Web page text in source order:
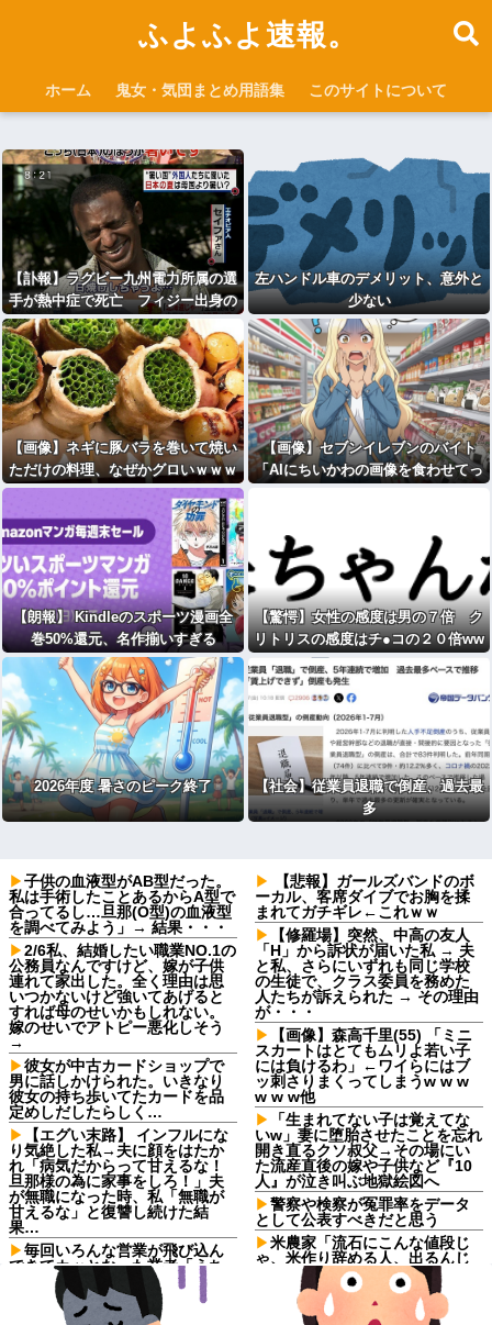
ふよふよ速報。
ホーム 鬼女・気団まとめ用語集 このサイトについて
【訃報】ラグビー九州電力所属の選
手が熱中症で死亡 フィジー出身の
26歳
左ハンドル車のデメリット、意外と
少ない
【画像】ネギに豚バラを巻いて焼い
ただけの料理、なぜかグロいｗｗｗ
ｗｗ
【画像】セブンイレブンのバイト
「AIにちいかわの画像を食わせてっ
【朗報】 Kindleのスポーツ漫画全
巻50%還元、名作揃いすぎる
【驚愕】女性の感度は男の７倍 ク
リトリスの感度はチ●コの２０倍ww
ww
2026年度 暑さのピーク終了
【社会】従業員退職で倒産、過去最
多
子供の血液型がAB型だった。
私は手術したことあるからA型で
合ってるし…旦那(O型)の血液型
を調べてみよう」→ 結果・・・
2/6私、結婚したい職業NO.1の
公務員なんですけど、嫁が子供
連れて家出した。全く理由は思
いつかないけど強いてあげると
すれば母のせいかもしれない。
嫁のせいでアトピー悪化しそう
→
彼女が中古カードショップで
男に話しかけられた。いきなり
彼女の持ち歩いてたカードを品
定めしだしたらしく…
【エグい末路】 インフルにな
り気絶した私→夫に顔をはたか
れ「病気だからって甘えるな！
旦那様の為に家事をしろ！」夫
が無職になった時、私「無職が
甘えるな」と復讐し続けた結
果…
毎回いろんな営業が飛び込ん
できてカッとなった業者「うち
で飼ってる犬の散歩でも行きや
がれ！」私「いいんですか！」
→ すると・・・
【悲報】ガールズバンドのボ
ーカル、客席ダイブでお胸を揉
まれてガチギレ←これｗｗ
【修羅場】突然、中高の友人
「H」から訴状が届いた私 → 夫
と私、さらにいずれも同じ学校
の生徒で、クラス委員を務めた
人たちが訴えられた → その理由
が・・・
【画像】森高千里(55) 「ミニ
スカートはとてもムリよ若い子
には負けるわ」←ワイらにはブ
ッ刺さりまくってしまうw w w
w w w他
「生まれてない子は覚えてな
いw」妻に堕胎させたことを忘れ
開き直るクソ叔父→その場にい
た流産直後の嫁や子供など『10
人』が泣き叫ぶ地獄絵図へ
警察や検察が冤罪率をデータ
として公表すべきだと思う
米農家「流石にこんな値段じ
ゃ、米作り辞める人、出るんじ
ゃないかなあ？？」
ジブリパークに「風の谷のナ
ウシカ」新施設整備へ